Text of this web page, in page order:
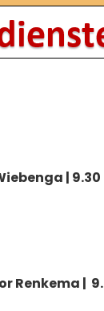
|
Renkema |